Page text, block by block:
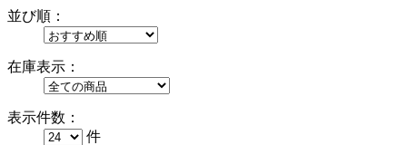
並び順：
在庫表示：
表示件数：
件